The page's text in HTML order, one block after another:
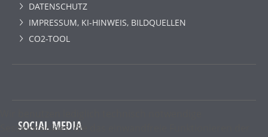
DATENSCHUTZ
IMPRESSUM, KI-HINWEIS, BILDQUELLEN
CO2-TOOL
SOCIAL MEDIA
Sessioncookies, die das einwandfreie Funktionieren der